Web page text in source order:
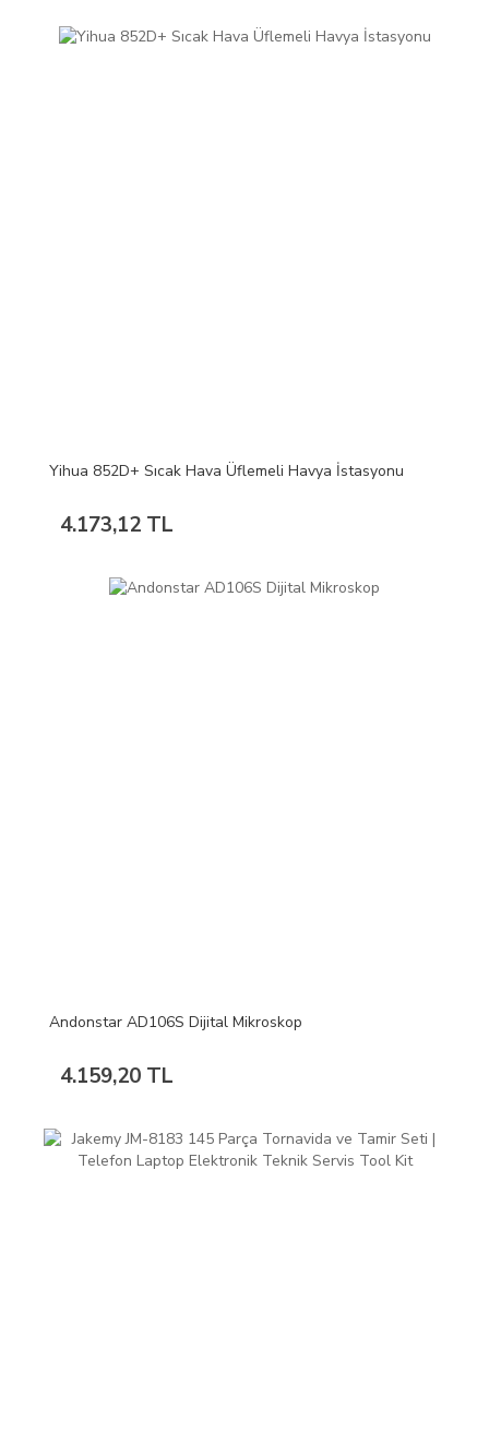
Yihua 852D+ Sıcak Hava Üflemeli Havya İstasyonu
4.173,12 TL
Andonstar AD106S Dijital Mikroskop
4.159,20 TL